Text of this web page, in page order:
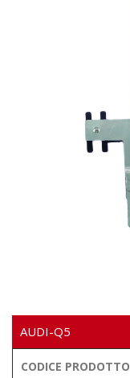
AUDI-Q5
CODICE PRODOTTO